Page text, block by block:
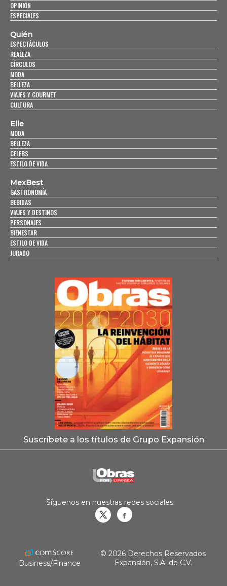
OPINIÓN
ESPECIALES
Quién
ESPECTÁCULOS
REALEZA
CÍRCULOS
MODA
BELLEZA
VIAJES Y GOURMET
CULTURA
Elle
MODA
BELLEZA
CELEBS
ESTILO DE VIDA
MexBest
GASTRONOMÍA
BEBIDAS
VIAJES Y DESTINOS
PERSONAJES
BIENESTAR
ESTILO DE VIDA
JURADO
Suscríbete a los títulos de Grupo Expansión
Síguenos en nuestras redes sociales:
Business/Finance
© 2026 Derechos Reservados
Expansión, S.A. de C.V.